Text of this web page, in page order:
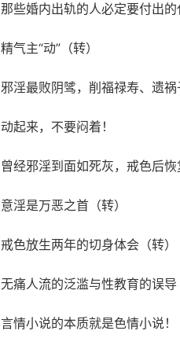
那些婚内出轨的人必定要付出
精气主“动”（转）
邪淫最败阴骘，削福禄寿、遗祸
动起来，不要闷着！
曾经邪淫到面如死灰，戒色后恢
意淫是万恶之首（转）
戒色放生两年的切身体会（转）
无痛人流的泛滥与性教育的误导
言情小说的本质就是色情小说！